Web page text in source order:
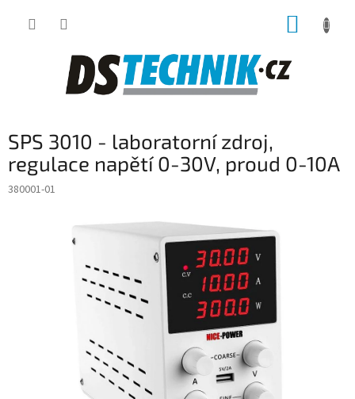
SPS 3010 - laboratorní zdroj,
regulace napětí 0-30V, proud 0-10A
380001-01